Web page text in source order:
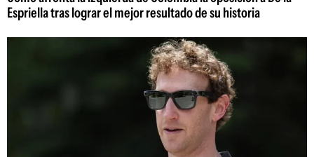
Espriella tras lograr el mejor resultado de su historia